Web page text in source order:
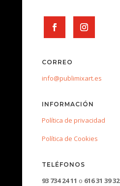
CORREO
info@publimixart.es
INFORMACIÓN
Política de privacidad
Política de Cookies
TELÉFONOS
93 734 24 11 o 616 31 39 32